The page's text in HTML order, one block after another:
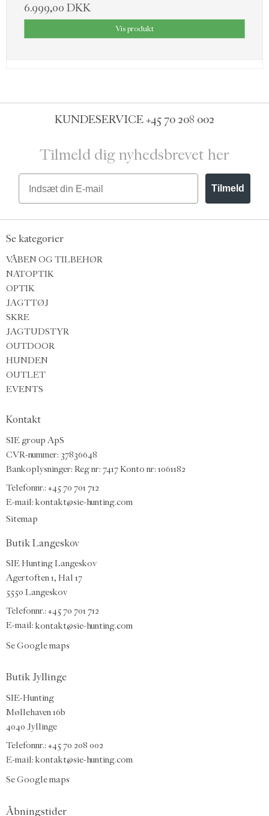
6.999,00 DKK
Vis produkt
KUNDESERVICE+45 70 208 002
Tilmeld dig nyhedsbrevet her
Email
Tilmeld
Se kategorier
VÅBEN OG TILBEHØR
NATOPTIK
OPTIK
JAGTTØJ
SKRE
JAGTUDSTYR
OUTDOOR
HUNDEN
OUTLET
EVENTS
Kontakt
SIE group ApS
CVR-nummer: 37836648
Bankoplysninger: Reg nr: 7417 Konto nr: 1061182
Telefonnr.: +45 70 701 712
E-mail: kontakt@sie-hunting.com
Sitemap
Butik Langeskov
SIE Hunting Langeskov
Agertoften 1, Hal 17
5550 Langeskov
Telefonnr.: +45 70 701 712
E-mail: kontakt@sie-hunting.com
Se Google maps
Butik Jyllinge
SIE-Hunting
Møllehaven 16b
4040 Jyllinge
Telefonnr.: +45 70 208 002
E-mail: kontakt@sie-hunting.com
Se Google maps
Åbningstider